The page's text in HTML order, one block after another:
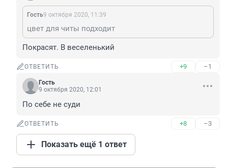
Гость9 октября 2020, 11:39
цвет для читы подходит
Покрасят. В веселенький
ОТВЕТИТЬ +9 –1
Гость
9 октября 2020, 12:01
По себе не суди
ОТВЕТИТЬ +8 –3
Показать ещё 1 ответ